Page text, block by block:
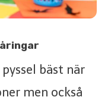
bäst när
men också